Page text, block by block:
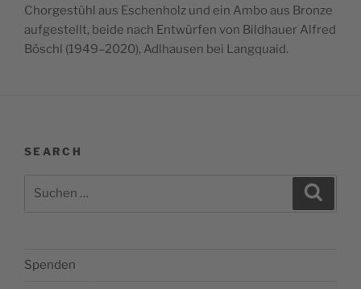
Chor­ge­stühl aus Eschen­holz und ein Ambo aus Bron­ze
auf­ge­stellt, bei­de nach Ent­wür­fen von Bild­hau­er Alfred
Böschl (1949–2020), Adl­hau­sen bei Langquaid.
SEARCH
Spenden